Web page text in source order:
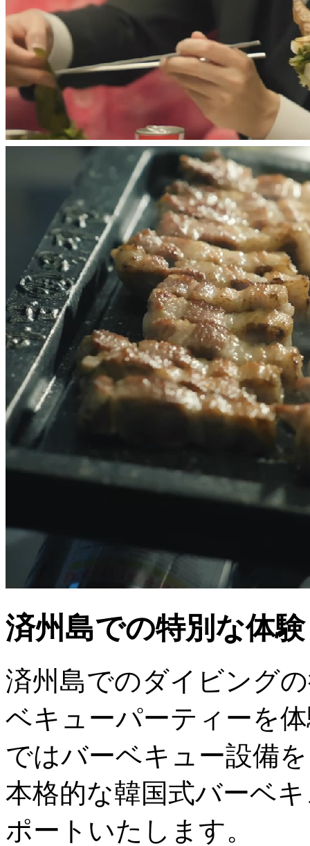
済州島での特別な体験
済州島でのダイビング
ベキューパーティーを
ではバーベキュー設備
本格的な韓国式バーベ
ポートいたします。